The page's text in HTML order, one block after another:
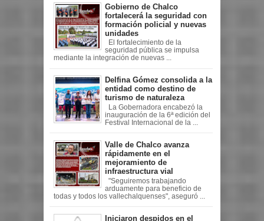
Gobierno de Chalco
fortalecerá la seguridad con
formación policial y nuevas
unidades
El fortalecimiento de la
seguridad pública se impulsa
mediante la integración de nuevas ...
Delfina Gómez consolida a la
entidad como destino de
turismo de naturaleza
La Gobernadora encabezó la
inauguración de la 6ª edición del
Festival Internacional de la ...
Valle de Chalco avanza
rápidamente en el
mejoramiento de
infraestructura vial
"Seguiremos trabajando
arduamente para beneficio de
todas y todos los vallechalquenses", aseguró ...
Iniciaron despidos en el